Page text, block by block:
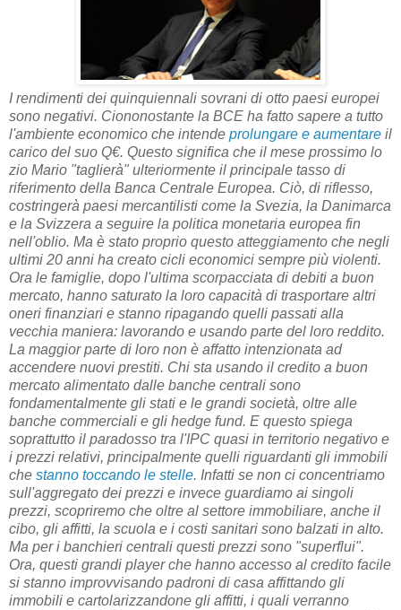
I rendimenti dei quinquiennali sovrani di otto paesi europei
sono negativi. Ciononostante la BCE ha fatto sapere a tutto
l'ambiente economico che intende prolungare e aumentare il
carico del suo Q€. Questo significa che il mese prossimo lo
zio Mario "taglierà" ulteriormente il principale tasso di
riferimento della Banca Centrale Europea. Ciò, di riflesso,
costringerà paesi mercantilisti come la Svezia, la Danimarca
e la Svizzera a seguire la politica monetaria europea fin
nell'oblio. Ma è stato proprio questo atteggiamento che negli
ultimi 20 anni ha creato cicli economici sempre più violenti.
Ora le famiglie, dopo l'ultima scorpacciata di debiti a buon
mercato, hanno saturato la loro capacità di trasportare altri
oneri finanziari e stanno ripagando quelli passati alla
vecchia maniera: lavorando e usando parte del loro reddito.
La maggior parte di loro non è affatto intenzionata ad
accendere nuovi prestiti. Chi sta usando il credito a buon
mercato alimentato dalle banche centrali sono
fondamentalmente gli stati e le grandi società, oltre alle
banche commerciali e gli hedge fund. E questo spiega
soprattutto il paradosso tra l'IPC quasi in territorio negativo e
i prezzi relativi, principalmente quelli riguardanti gli immobili
che stanno toccando le stelle. Infatti se non ci concentriamo
sull'aggregato dei prezzi e invece guardiamo ai singoli
prezzi, scopriremo che oltre al settore immobiliare, anche il
cibo, gli affitti, la scuola e i costi sanitari sono balzati in alto.
Ma per i banchieri centrali questi prezzi sono "superflui".
Ora, questi grandi player che hanno accesso al credito facile
si stanno improvvisando padroni di casa affittando gli
immobili e cartolarizzandone gli affitti, i quali verranno